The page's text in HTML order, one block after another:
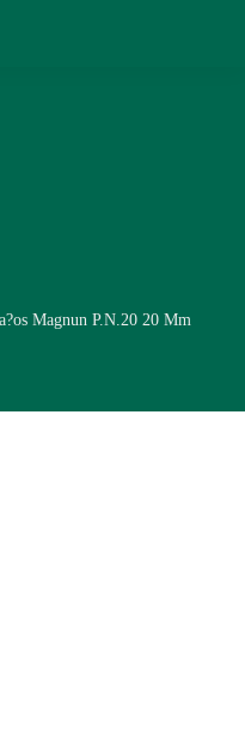
Magnun P.N.20 20 Mm